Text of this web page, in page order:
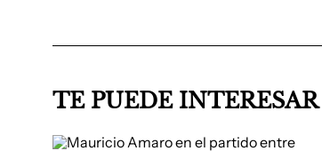
TE PUEDE INTERESAR